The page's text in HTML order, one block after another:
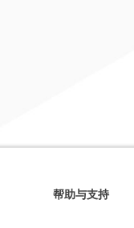
帮助与支持